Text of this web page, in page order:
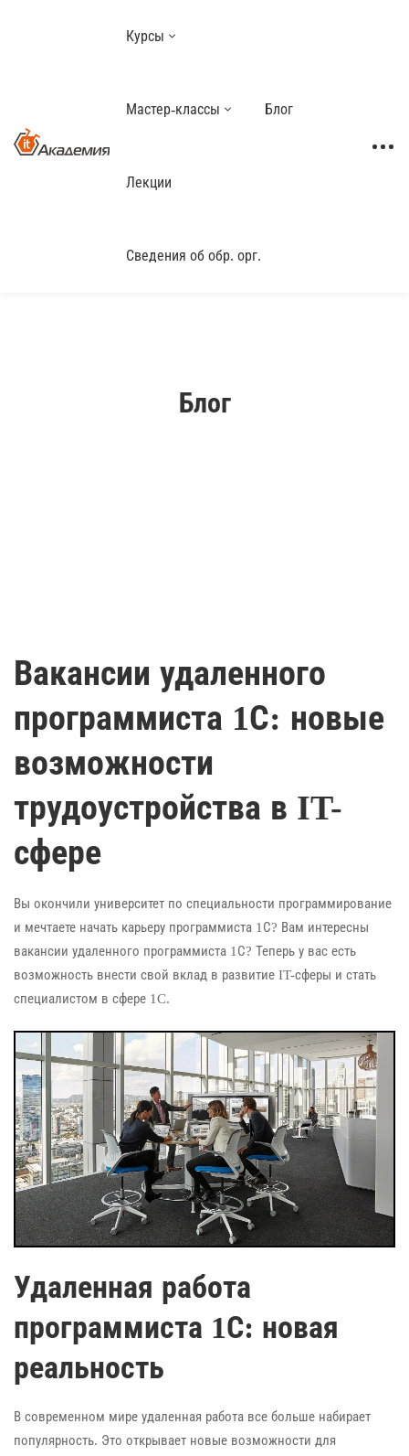
Курсы
Мастер-классы Блог
Лекции
Сведения об обр. орг.
Блог
Вакансии удаленного
программиста 1С: новые
возможности
трудоустройства в IT-
сфере
Вы окончили университет по специальности программирование
и мечтаете начать карьеру программиста 1С? Вам интересны
вакансии удаленного программиста 1С? Теперь у вас есть
возможность внести свой вклад в развитие IT-сферы и стать
специалистом в сфере 1C.
Удаленная работа
программиста 1С: новая
реальность
В современном мире удаленная работа все больше набирает
популярность. Это открывает новые возможности для